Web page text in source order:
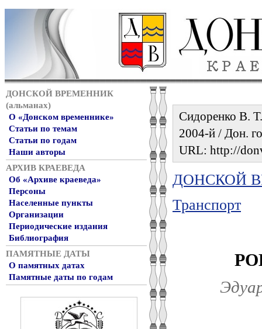
ДОНСКОЙ ВРЕМЕННИК
(альманах)
О «Донском временнике»
Статьи по темам
Статьи по годам
Наши авторы
АРХИВ КРАЕВЕДА
Об «Архиве краеведа»
Персоны
Населенные пункты
Организации
Периодические издания
Библиография
ПАМЯТНЫЕ ДАТЫ
О памятных датах
Памятные даты по годам
Сидоренко В.
2004-й / Дон.
URL: http://
ДОНСКОЙ
Транспорт